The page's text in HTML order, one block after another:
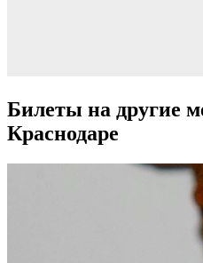
Билеты на другие
Краснодаре